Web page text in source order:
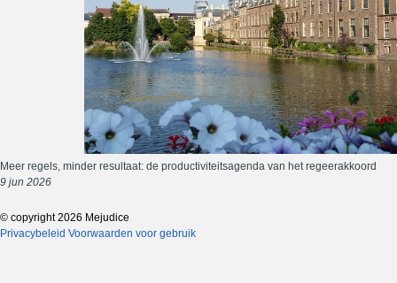
Meer regels, minder resultaat: de productiviteitsagenda van het regeerakkoord
9 jun 2026
© copyright 2026 Mejudice
Privacybeleid Voorwaarden voor gebruik